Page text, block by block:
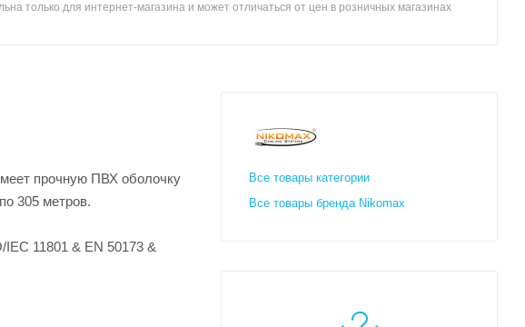
только для интернет-магазина и может отличаться от цен в розничных магазинах
прочную ПВХ оболочку
305 метров.
11801 & EN 50173 &
Все товары категории
Все товары бренда Nikomax